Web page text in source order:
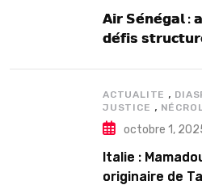
𝗔𝗶𝗿 𝗦𝗲́𝗻𝗲́𝗴𝗮𝗹 :
𝗱𝗲́𝗳𝗶𝘀
ACTUALITE ,
JUSTICE ,
octobre 1,
Italie :
originaire de